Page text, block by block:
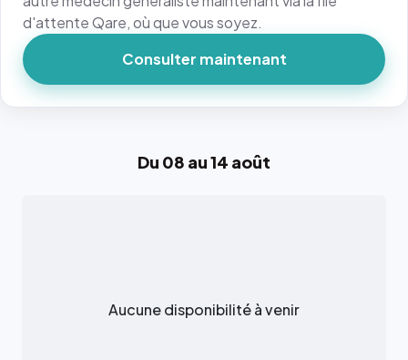
Du 08 au 14 août
Aucune disponibilité à venir
d'attente Qare, où que vous soyez.
Consulter maintenant